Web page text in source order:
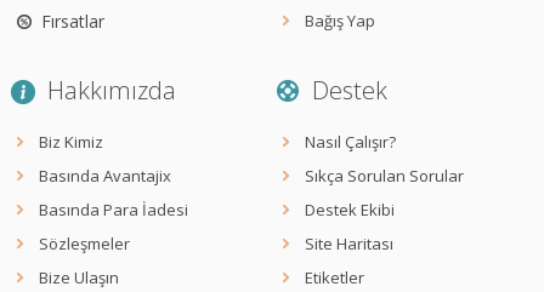
Fırsatlar
Bağış Yap
Hakkımızda
Biz Kimiz
Basında Avantajix
Basında Para İadesi
Sözleşmeler
Bize Ulaşın
Destek
Nasıl Çalışır?
Sıkça Sorulan Sorular
Destek Ekibi
Site Haritası
Etiketler